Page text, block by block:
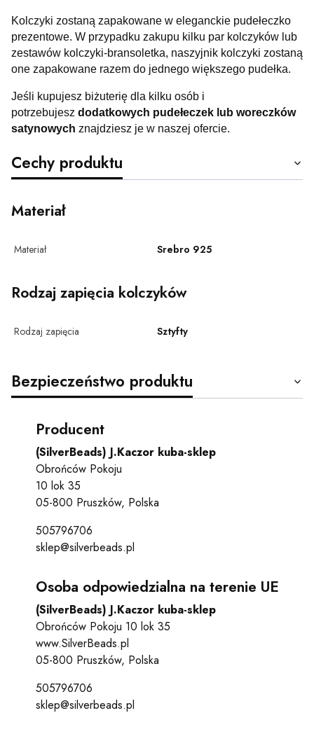
Kolczyki zostaną zapakowane w eleganckie pudełeczko
prezentowe. W przypadku zakupu kilku par kolczyków lub
zestawów kolczyki-bransoletka, naszyjnik kolczyki zostaną
one zapakowane razem do jednego większego pudełka.
Jeśli kupujesz biżuterię dla kilku osób i
potrzebujesz dodatkowych pudełeczek lub woreczków
satynowych znajdziesz je w naszej ofercie.
Cechy produktu
Materiał
Materiał Srebro 925
Rodzaj zapięcia kolczyków
Rodzaj zapięcia Sztyfty
Bezpieczeństwo produktu
Producent
(SilverBeads) J.Kaczor kuba-sklep
Obrońców Pokoju
10 lok 35
05-800 Pruszków, Polska
505796706
sklep@silverbeads.pl
Osoba odpowiedzialna na terenie UE
(SilverBeads) J.Kaczor kuba-sklep
Obrońców Pokoju 10 lok 35
www.SilverBeads.pl
05-800 Pruszków, Polska
505796706
sklep@silverbeads.pl